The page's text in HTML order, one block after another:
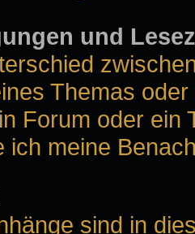
und
Themas
Forum oder ein
ich meine
sind in